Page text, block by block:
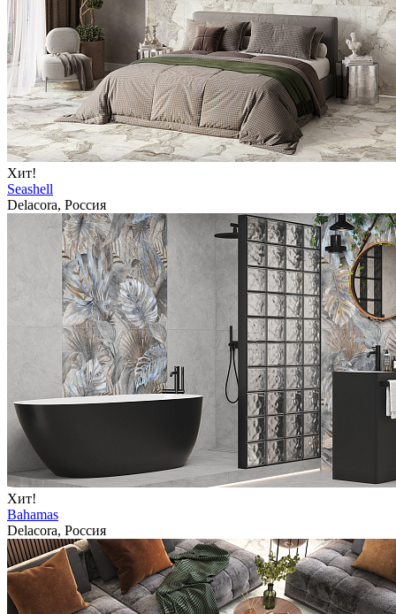
Хит!
Seashell
Delacora, Россия
Хит!
Bahamas
Delacora, Россия